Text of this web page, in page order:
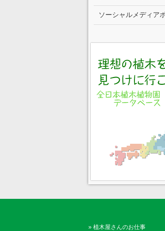
ソーシャルメディア
» 植木屋さんのお仕事